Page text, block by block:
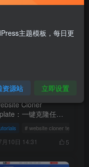
# AI写作指令
Cloner
：一键克隆任意
# website cloner template
月10日 14:31 5
主题模板，每日更
资源站 立即设置